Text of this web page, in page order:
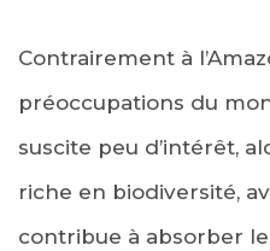
Contrairement à
préoccupations du
suscite peu d’intérêt,
riche en biodiversité,
contribue à absorber